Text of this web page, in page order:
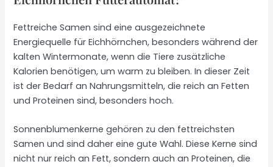
Fettreiche Samen sind eine ausgezeichnete
Energiequelle für Eichhörnchen, besonders während der
kalten Wintermonate, wenn die Tiere zusätzliche
Kalorien benötigen, um warm zu bleiben. In dieser Zeit
ist der Bedarf an Nahrungsmitteln, die reich an Fetten
und Proteinen sind, besonders hoch.
Sonnenblumenkerne gehören zu den fettreichsten
Samen und sind daher eine gute Wahl. Diese Kerne sind
nicht nur reich an Fett, sondern auch an Proteinen, die